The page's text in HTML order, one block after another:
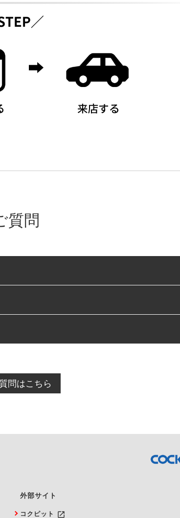
質問
際は、直接ご予約いただいた店舗へご連絡くださ
問はこちら
外部サイト
コクピット launch